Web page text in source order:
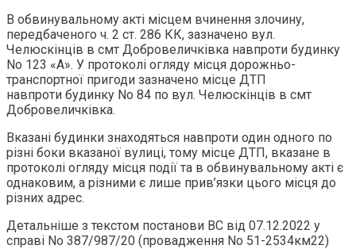
В обвинувальному акті місцем вчинення злочину,
передбаченого ч. 2 ст. 286 КК, зазначено вул.
Челюскінців в смт Добровеличківка навпроти будинку
No 123 «А». У протоколі огляду місця дорожньо-
транспортної пригоди зазначено місце ДТП
навпроти будинку No 84 по вул. Челюскінців в смт
Добровеличківка.
Вказані будинки знаходяться навпроти один одного по
різні боки вказаної вулиці, тому місце ДТП, вказане в
протоколі огляду місця події та в обвинувальному акті є
однаковим, а різними є лише прив’язки цього місця до
різних адрес.
Детальніше з текстом постанови ВС від 07.12.2022 у
справі No 387/987/20 (провадження No 51-2534км22)